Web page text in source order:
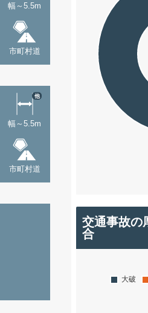
幅～5.5m
市町村道
幅～5.5m
他
市町村道
交通事故の
合